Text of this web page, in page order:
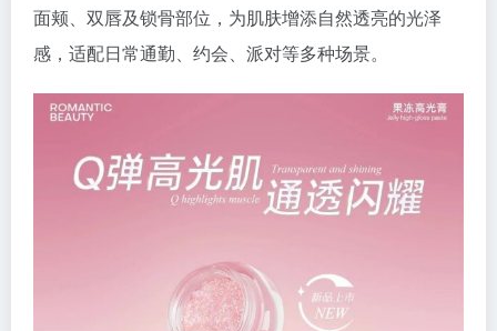
面颊、双唇及锁骨部位，为肌肤增添自然透亮的光泽
感，适配日常通勤、约会、派对等多种场景。